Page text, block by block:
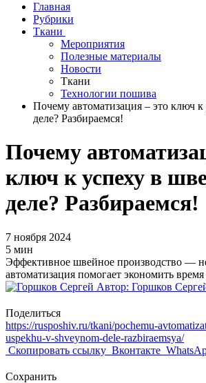
Главная
Рубрики
Ткани
Мероприятия
Полезные материалы
Новости
Ткани
Технологии пошива
Почему автоматизация – это ключ
деле? Разбираемся!
Почему
ключ к успеху в
деле? Разбираемся!
7 ноября 2024
5 мин
Эффективное швейное производство —
автоматизация помогает экономить
Автор: Горшков
Поделиться
https://rusposhiv.ru/tkani/pochemu-
uspekhu-v-shveynom-dele-razbiraemsya/
Скопировать ссылку Вконтакте
Сохранить